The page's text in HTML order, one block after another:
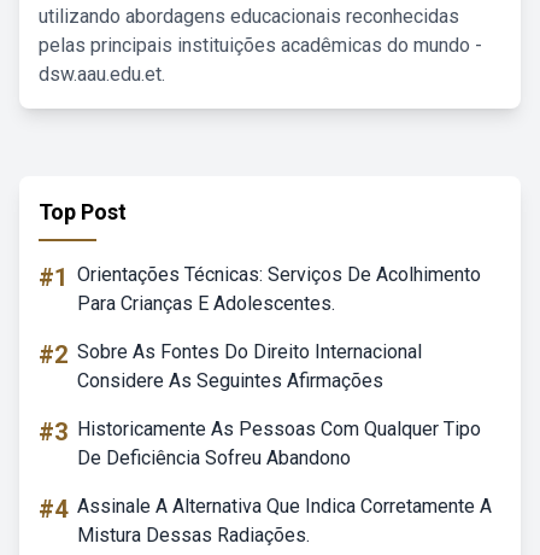
utilizando abordagens educacionais reconhecidas
pelas principais instituições acadêmicas do mundo -
dsw.aau.edu.et.
Top Post
#1 Orientações Técnicas: Serviços De Acolhimento
Para Crianças E Adolescentes.
#2 Sobre As Fontes Do Direito Internacional
Considere As Seguintes Afirmações
#3 Historicamente As Pessoas Com Qualquer Tipo
De Deficiência Sofreu Abandono
#4 Assinale A Alternativa Que Indica Corretamente A
Mistura Dessas Radiações.